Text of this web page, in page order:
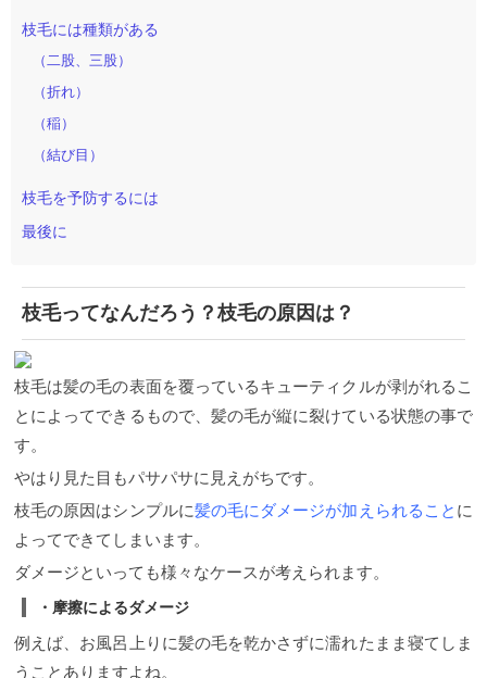
枝毛には種類がある
（二股、三股）
（折れ）
（稲）
（結び目）
枝毛を予防するには
最後に
枝毛ってなんだろう？枝毛の原因は？
枝毛は髪の毛の表面を覆っているキューティクルが剥がれるこ
とによってできるもので、髪の毛が縦に裂けている状態の事で
す。
やはり見た目もパサパサに見えがちです。
枝毛の原因はシンプルに髪の毛にダメージが加えられること に
よってできてしまいます。
ダメージといっても様々なケースが考えられます。
・摩擦によるダメージ
例えば、お風呂上りに髪の毛を乾かさずに濡れたまま寝てしま
うことありますよね。